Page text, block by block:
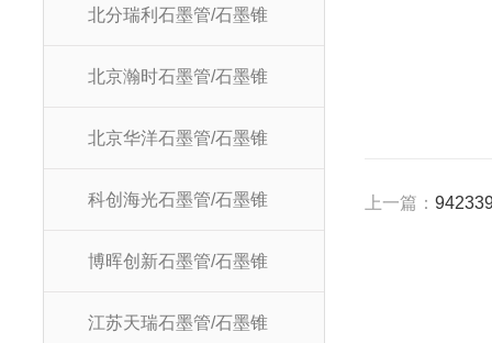
北分瑞利石墨管/石墨锥
北京瀚时石墨管/石墨锥
北京华洋石墨管/石墨锥
科创海光石墨管/石墨锥
博晖创新石墨管/石墨锥
江苏天瑞石墨管/石墨锥
上一篇：